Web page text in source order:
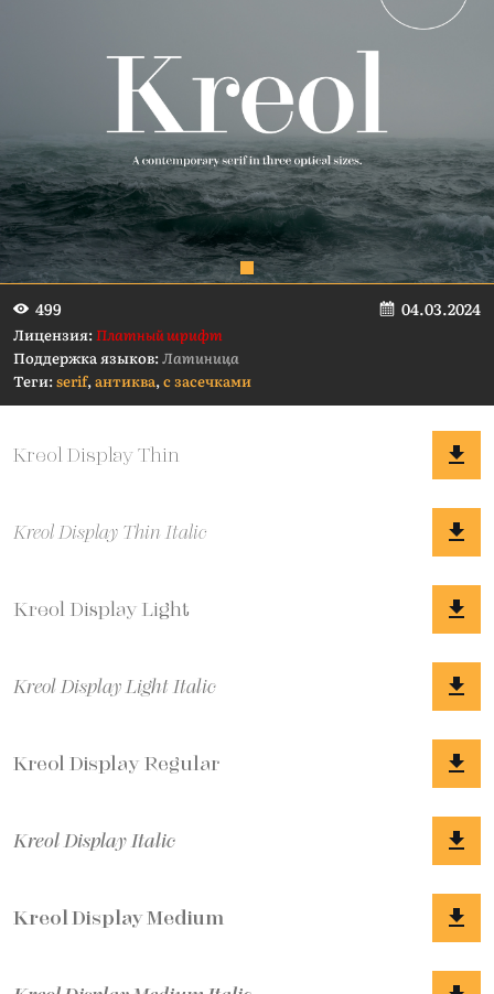
499 04.03.2024
Лицензия: Платный шрифт
Поддержка языков:Латиница
Теги:serif, антиква, с засечками